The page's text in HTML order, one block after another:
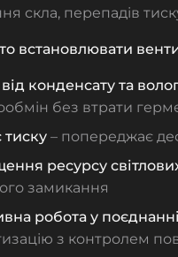
скла, перепадів
встановлювати
конденсату та
без втрати
тиску – попереджає
ресурсу
замикання
робота у
з контролем